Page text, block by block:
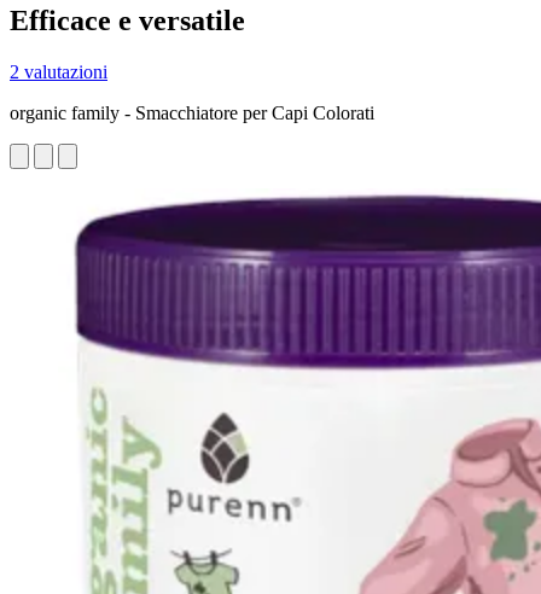
Efficace e versatile
2 valutazioni
organic family - Smacchiatore per Capi Colorati